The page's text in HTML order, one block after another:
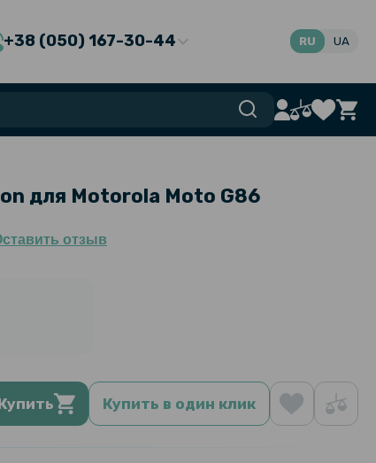
+38 (050) 167-30-44 RU UA
для Motorola Moto G86
отзыв
Купить в один клик